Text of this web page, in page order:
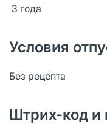
3 года
Условия
Без рецепта
Штрих-код и